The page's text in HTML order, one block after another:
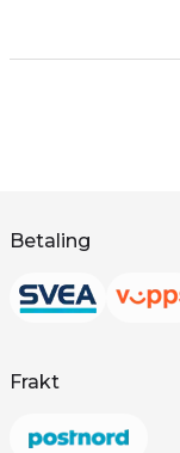
Betaling
Frakt